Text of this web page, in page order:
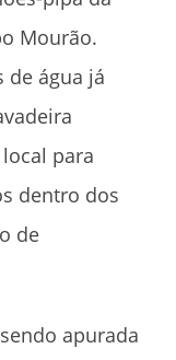
Mourão.
água já
para
dentro dos
de
apurada